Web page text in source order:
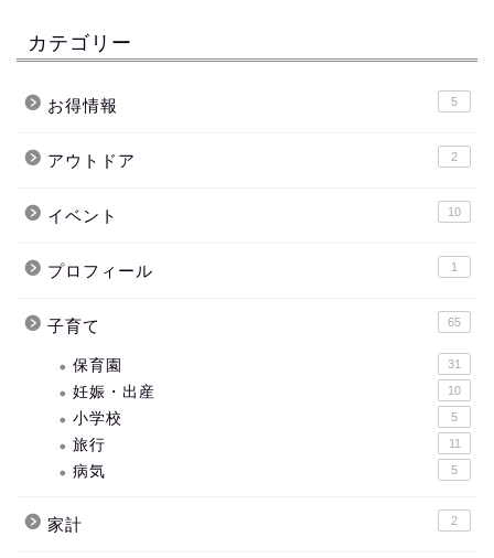
カテゴリー
お得情報 5
アウトドア 2
イベント 10
プロフィール 1
子育て 65
保育園 31
妊娠・出産 10
小学校 5
旅行 11
病気 5
家計 2